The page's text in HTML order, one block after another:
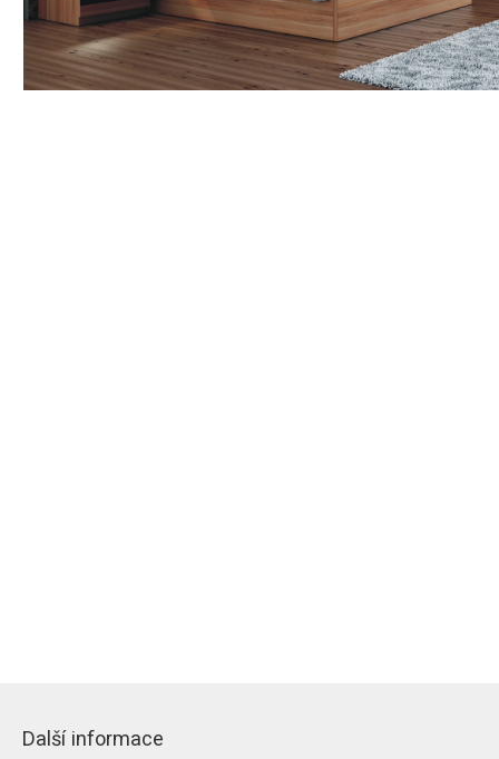
Další informace